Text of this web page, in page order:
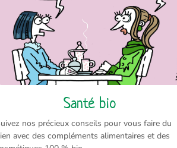
Santé bio
nos précieux conseils pour vous faire du
avec des compléments alimentaires et des